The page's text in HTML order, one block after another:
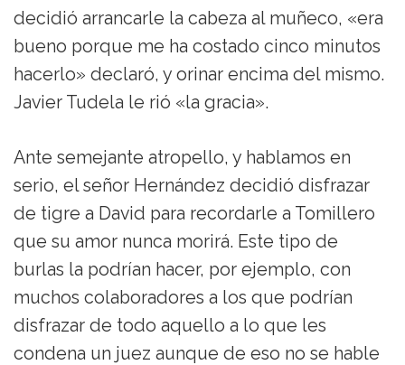
decidió arrancarle la cabeza al muñeco, «era
bueno porque me ha costado cinco minutos
hacerlo» declaró, y orinar encima del mismo.
Javier Tudela le rió «la gracia».
Ante semejante atropello, y hablamos en
serio, el señor Hernández decidió disfrazar
de tigre a David para recordarle a Tomillero
que su amor nunca morirá. Este tipo de
burlas la podrían hacer, por ejemplo, con
muchos colaboradores a los que podrían
disfrazar de todo aquello a lo que les
condena un juez aunque de eso no se hable